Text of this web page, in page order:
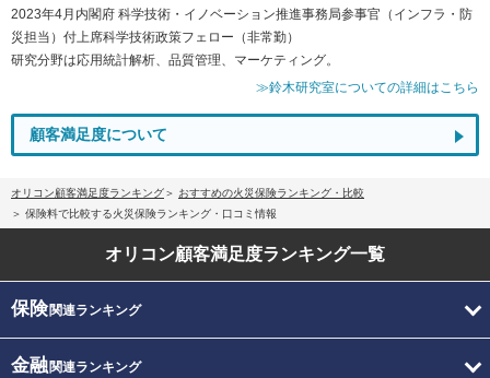
2023年4月内閣府 科学技術・イノベーション推進事務局参事官（インフラ・防
災担当）付上席科学技術政策フェロー（非常勤）
研究分野は応用統計解析、品質管理、マーケティング。
≫鈴木研究室についての詳細はこちら
顧客満足度について
オリコン顧客満足度ランキング
おすすめの火災保険ランキング・比較
保険料で比較する火災保険ランキング・口コミ情報
オリコン顧客満足度ランキング一覧
保険関連ランキング
金融関連ランキング